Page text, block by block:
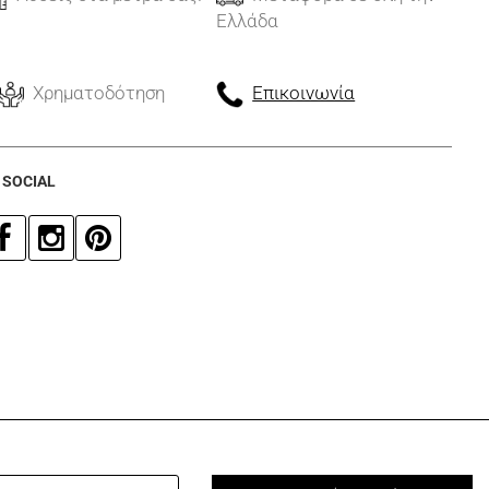
Ελλάδα
Χρηματοδότηση Επικοινωνία
SOCIAL